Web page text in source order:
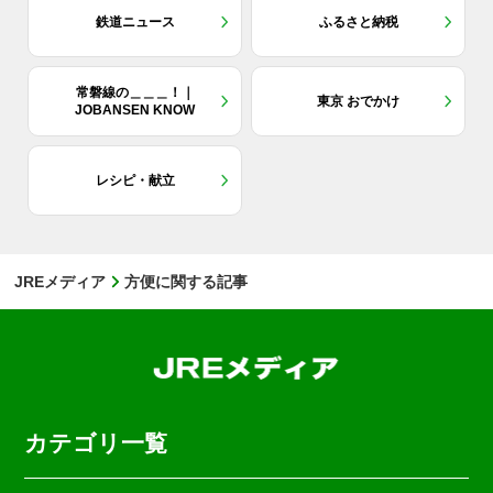
鉄道ニュース ふるさと納税
常磐線の＿＿＿！｜
JOBANSEN KNOW
東京 おでかけ
レシピ・献立
JREメディア 方便に関する記事
カテゴリ一覧